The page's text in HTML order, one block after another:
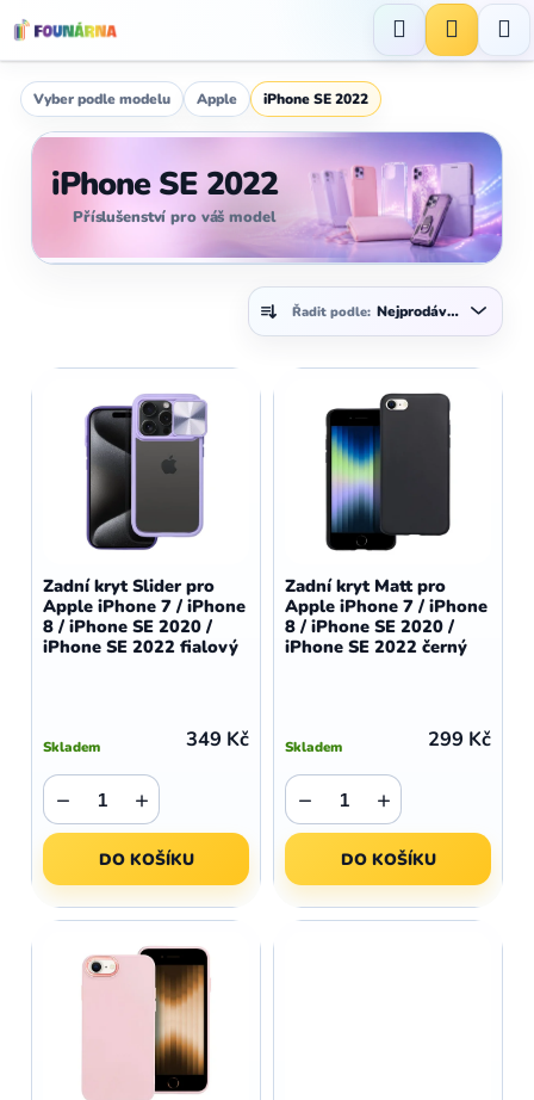
na
obsah
Hledat
Vyber podle modelu Apple iPhone SE 2022
iPhone SE 2022
Příslušenství pro váš model
Ř
a
e
Řadit podle: Nejprodávanější
ý
o
d
u
ů
Zadní kryt Slider pro
Apple iPhone 7 / iPhone
8 / iPhone SE 2020 /
iPhone SE 2022 fialový
Skladem 349 Kč
+
−
DO KOŠÍKU
Zadní kryt Matt pro
Apple iPhone 7 / iPhone
8 / iPhone SE 2020 /
iPhone SE 2022 černý
Skladem 299 Kč
+
−
DO KOŠÍKU